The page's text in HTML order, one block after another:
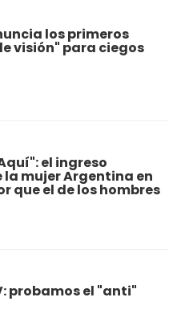
los primeros
visión" para ciegos
el ingreso
la mujer Argentina en
que el de los hombres
probamos el "anti"